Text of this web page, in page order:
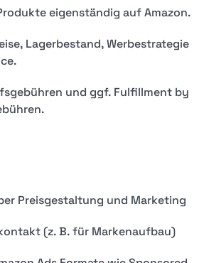
eigenständig auf Amazon.
Lagerbestand, Werbestrategie
und ggf. Fulfillment by
Preisgestaltung und Marketing
(z. B. für Markenaufbau)